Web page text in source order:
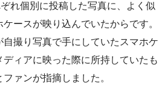
れ個別に投稿した写真に、よく似
ースが映り込んでいたからです。
撮り写真で手にしていたスマホケ
ィアに映った際に所持していたも
ァンが指摘しました。